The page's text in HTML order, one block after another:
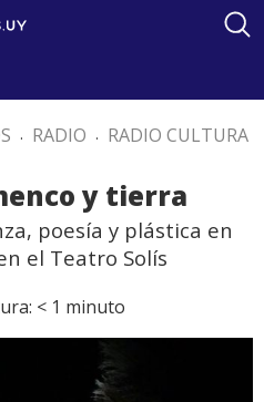
. RADIO . RADIO CULTURA
y tierra
poesía y plástica en
el Teatro Solís
< 1 minuto